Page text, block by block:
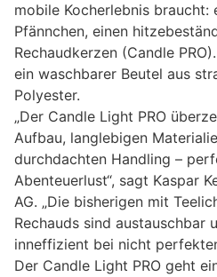
mobile Kocherlebnis
Pfännchen, einen
Rechaudkerzen (Candle
ein waschbarer Beutel aus
Polyester.
„Der Candle Light PRO
Aufbau, langlebigen
durchdachten Handling –
Abenteuerlust“, sagt Kaspar
AG. „Die bisherigen mit
Rechauds sind austauschbar
inneffizient bei nicht
Der Candle Light PRO geht